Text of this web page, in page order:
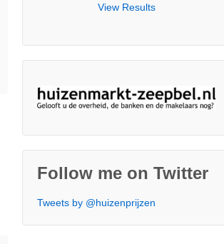
View Results
Follow me on Twitter
Tweets by @huizenprijzen